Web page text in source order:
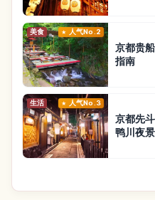
美食 人气No.2
京都贵
指南
生活 人气No.3
京都先
鸭川夜景